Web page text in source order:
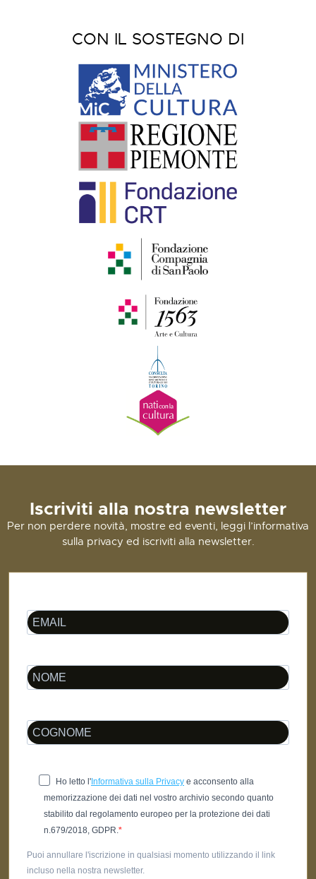
CON IL SOSTEGNO DI
Iscriviti alla nostra newsletter
Per non perdere novità, mostre ed eventi, leggi l’informativa
sulla privacy ed iscriviti alla newsletter.
Ho letto l'Informativa sulla Privacy e acconsento alla
memorizzazione dei dati nel vostro archivio secondo quanto
stabilito dal regolamento europeo per la protezione dei dati
n.679/2018, GDPR.
Puoi annullare l'iscrizione in qualsiasi momento utilizzando il link
incluso nella nostra newsletter.